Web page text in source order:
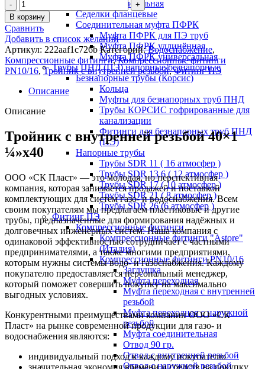
соединительная
Седелки фланцевые
Соединительная муфта ПФРК
Муфта ПФРК для ПЭ труб
Муфта ПФРК удлинённая
Муфта ПФРК универсальная
Трубы ПНД (ПЭ) напорные/безнапорные
Безнапорные трубы (Корсис)
Кольца
Муфты для безнапорных труб ПНД
Трубы КОРСИС гофрированные для
канализации
Фитинги для безнапорных труб ПНД
(ПЭ)
Напорные трубы
Трубы SDR 11 ( 16 атмосфер )
Трубы SDR 13,6 ( 12 атмосфер )
Трубы SDR 17 ( 10 атмосфер )
Трубы SDR 21 ( 8 атмосфер )
Трубы SDR 26 (6 атмосфер )
Фитинг ПЭ
Компрессионные фитинги
Компрессионные фитинги "Astore"
(Италия)
Компрессионные фитинги PN10/16
Заглушка
Муфта переходная
Муфта переходная с внутренней
резьбой
Муфта переходная с наружной
резьбой
Муфта соединительная
Отвод 90 гр.
Отвод с внутренней резьбой
Отвод с наружной резьбой
В корзину
Сравнить
Добавить в список желаний
Артикул: 222aaf1c726bКатегорий: Водоснабжение,
Компрессионные фитинги, Компрессионные фитинги
PN10/16, Тройник с внутренней резьбой, Фитинг ПЭ
Описание
Описание
Тройник с внутренней резьбой 40×1
¼»x40
ООО «СК Пласт» — это молодая, но перспективная
компания, которая занимается продажей и поставкой
комплектующих для систем газо- и водоснабжения. Всем
своим покупателям мы предлагаем пластиковые и другие
трубы, предназначенные для формирования надёжных и
долговечных инженерных систем. Наша компания с
одинаковой эффективностью сотрудничает с частными
предпринимателями, а также многими предприятиями,
которым нужны системы водо- и газоснабжения. Каждому
покупателю предоставляется персональный менеджер,
который поможет совершить покупку на максимально
выгодных условиях.
Конкурентными преимуществами компании ООО «СК
Пласт» на рынке современной продукции для газо- и
водоснабжения являются:
индивидуальный подход к каждому покупателю
значительная экономия времени и средств на покупку